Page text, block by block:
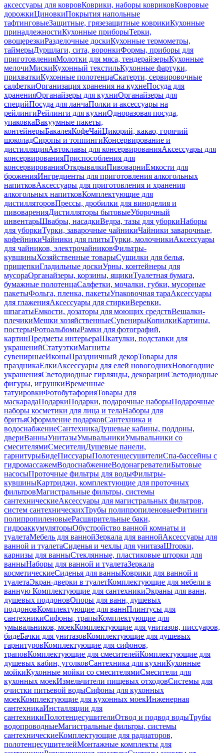
аксессуары для ковровКоврики, наборы ковриковКовровые
дорожкиЦиновкиПокрытия напольные
тафтинговыеЗащитные, грязезащитные коврикиКухонные
принадлежностиКухонные приборыТерки,
овощерезкиРазделочные доскиКухонные термометры,
таймерыДуршлаги, сита, воронкиФормы, приборы для
приготовленияМолотки для мяса, тендерайзерыКухонные
мелочиМискиКухонный текстильКухонные фартуки,
прихваткиКухонные полотенцаСкатерти, сервировочные
салфеткиОрганизация хранения на кухнеПосуда для
храненияОрганайзеры для кухниОрганайзеры для
специйПосуда для ланчаПолки и аксессуары на
рейлингиРейлинги для кухниОдноразовая посуда,
упаковкаВакуумные пакеты,
контейнерыБакалеяКофеЧайЦикорий, какао, горячий
шоколадСиропы и топпингиКонсервирование и
дистилляцияАвтоклавы для консервированияАксессуары для
консервированияПриспособления для
консервированияОткрывалкиПивоварниЕмкости для
броженияИнгредиенты для приготовления алкогольных
напитковАксессуары для приготовления и хранения
алкогольных напитковКомплектующие для
дистилляторовПрессы, дробилки для виноделия и
пивоваренияДистилляторы бытовыеУборочный
инвентарьШвабры, насадкиВедра, тазы для уборкиНаборы
для уборкиТурки, заварочные чайникиЧайники заварочные,
кофейникиЧайники для плитыТурки, молочникиАксессуары
для чайников, электрочайниковФильтры-
кувшиныХозяйственные товарыСушилки для белья,
прищепкиГладильные доскиУрны, контейнеры для
мусораОрганайзеры, корзины, ящикиТуалетная бумага,
бумажные полотенцаСалфетки, мочалки, губки, мусорные
пакетыФольга, пленка, пакетыУпаковочная тараАксессуары
для глаженияАксессуары для стиркиВеревки,
шпагатыЕмкости, дозаторы для моющих средствВешалки-
плечикиМешки хозяйственныеСувенирыКопилкиКартины,
постерыФотоальбомыРамки для фотографий,
картинПредметы интерьераШкатулки, подставки для
украшенийСтатуэткиМагниты
сувенирныеИконыПраздничный декорТовары для
праздникаЕлкиАксессуары для елей новогоднихНовогодние
украшенияСветодиодные гирлянды, декорацииСветодиодные
фигуры, игрушкиВременные
татуировкиФотобутафорияТовары для
маскарадаПодаркиПодарки, подарочные наборыПодарочные
наборы косметики для лица и телаНаборы для
бритьяОформление подарковСантехника и
водоснабжениеСантехникаДушевые кабины, поддоны,
двериВанныУнитазыУмывальникиУмывальники со
смесителямиСмесителиДушевые панели,
гарнитурыБидеПиссуарыПолотенцесушителиСпа-бассейны с
гидромассажемВодоснабжениеВодонагревателиБытовые
насосыПроточные фильтры для водыФильтры-
кувшиныКартриджи, комплектующие для проточных
фильтровМагистральные фильтры, системы
сантехническиеАксессуары для магистральных фильтров,
систем сантехническихТрубы полипропиленовыеФитинги
полипропиленовыеРасширительные баки,
гидроаккумуляторыОбустройство ванной комнаты и
туалетаМебель для ваннойЗеркала для ваннойАксессуары для
ванной и туалетаСиденья и чехлы для унитазаШторки,
карнизы для ванныСтеклянные, пластиковые шторки для
ванныНаборы для ванной и туалетаЗеркала
косметическиеСиденья для ванныКоврики для ванной и
туалетаЭкран-дверки в туалетКомплектующие для мебели в
ванную Комплектующие для сантехникиЭкраны для ванн,
душевых поддоновОпоры для ванн, душевых
поддоновКомплектующие для ваннПлинтусы для
сантехникиСифоны, трапыКомплектующие для
умывальников, моекКомплектующие для унитазов, писсуаров,
бидеБачки для унитазовКомплектующие для душевых
гарнитуровКомплектующие для сифонов,
траповКомплектующие для смесителейКомплектующие для
душевых кабин, уголковСантехника для кухниКухонные
мойкиКухонные мойки со смесителямиСмесители для
кухонных моекИзмельчители пищевых отходовСистемы для
очистки питьевой водыСифоны для кухонных
моекКомплектующие для кухонных моекИнженерная
сантехникаИнсталляции для
сантехникиПолотенцесушителиОтвод и подвод водыТрубы
водопроводныеМагистральные фильтры, системы
сантехническиеКомплектующие для радиаторов,
полотенцесушителейМонтажные комплекты для